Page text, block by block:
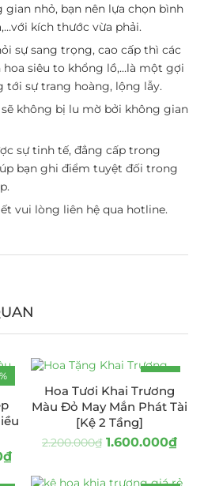
nhỏ, bạn nên lựa chọn bình
kích thước vừa phải.
sự sang trọng, cao cấp thì các
hoa siêu to khổng lồ,…là một gợi
tới sự trang hoàng, lộng lẫy.
không bị lu mờ bởi không gian
sự tinh tế, đẳng cấp trong
bạn ghi điểm tuyệt đối trong
vui lòng liên hệ qua hotline.
₫
-27%
Hoa Tươi Khai Trương
Màu Đỏ May Mắn Phát Tài
[Kệ 2 Tầng]
2.200.000₫ 1.600.000₫